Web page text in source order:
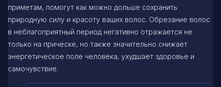
приметам, помогут как можно дольше сохранить
природную силу и красоту ваших волос. Обрезание волос
в неблагоприятный период негативно отражается не
только на прическе, но также значительно снижает
энергетическое поле человека, ухудшает здоровье и
самочувствие.